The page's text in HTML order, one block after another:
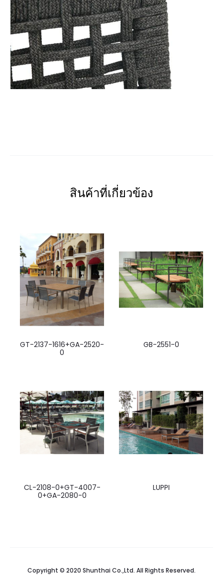
สินค้าที่เกี่ยวข้อง
GT-2137-1616+GA-2520-
0
GB-2551-0
CL-2108-0+GT-4007-
0+GA-2080-0
LUPPI
Copyright © 2020 Shunthai Co.,Ltd. All Rights Reserved.